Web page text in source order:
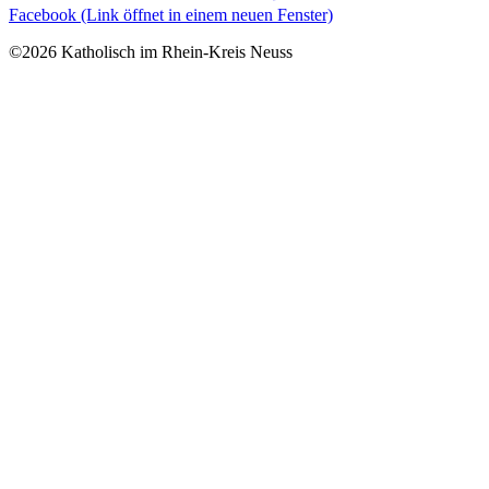
Facebook (Link öffnet in einem neuen Fenster)
©2026 Katholisch im Rhein-Kreis Neuss